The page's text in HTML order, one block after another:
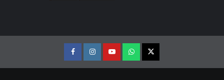
FacebookInstagramyoutubeWhatsTwitter